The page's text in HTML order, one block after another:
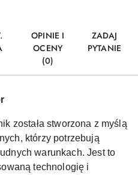
OPINIE I
OCENY
(0)
ZADAJ
PYTANIE
została stworzona z myślą
którzy potrzebują
warunkach. Jest to
technologię i